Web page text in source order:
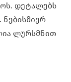
დეტალებს
ნებისმიერ
ლურსმნით